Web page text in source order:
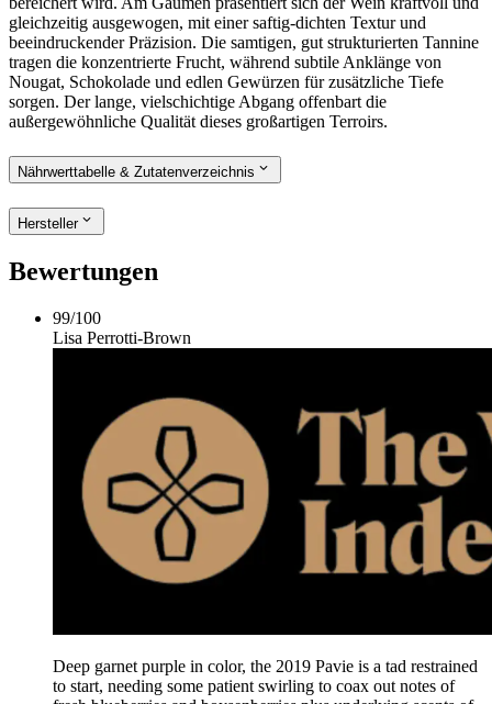
gleichzeitig ausgewogen, mit einer saftig-dichten Textur und
beeindruckender Präzision. Die samtigen, gut strukturierten Tannine
tragen die konzentrierte Frucht, während subtile Anklänge von
Nougat, Schokolade und edlen Gewürzen für zusätzliche Tiefe
sorgen. Der lange, vielschichtige Abgang offenbart die
außergewöhnliche Qualität dieses großartigen Terroirs.
Nährwerttabelle & Zutatenverzeichnis
Hersteller
Bewertungen
99/100
Lisa Perrotti-Brown
Deep garnet purple in color, the 2019 Pavie is a tad restrained
to start, needing some patient swirling to coax out notes of